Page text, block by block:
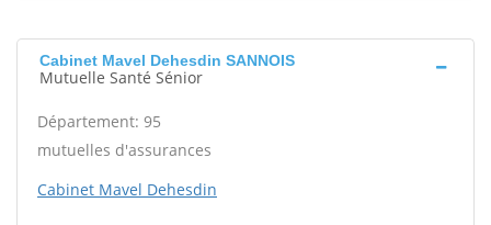
Cabinet Mavel Dehesdin SANNOIS
Mutuelle Santé Sénior
Département: 95
mutuelles d'assurances
Cabinet Mavel Dehesdin